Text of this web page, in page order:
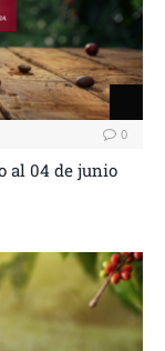
0
al 04 de junio